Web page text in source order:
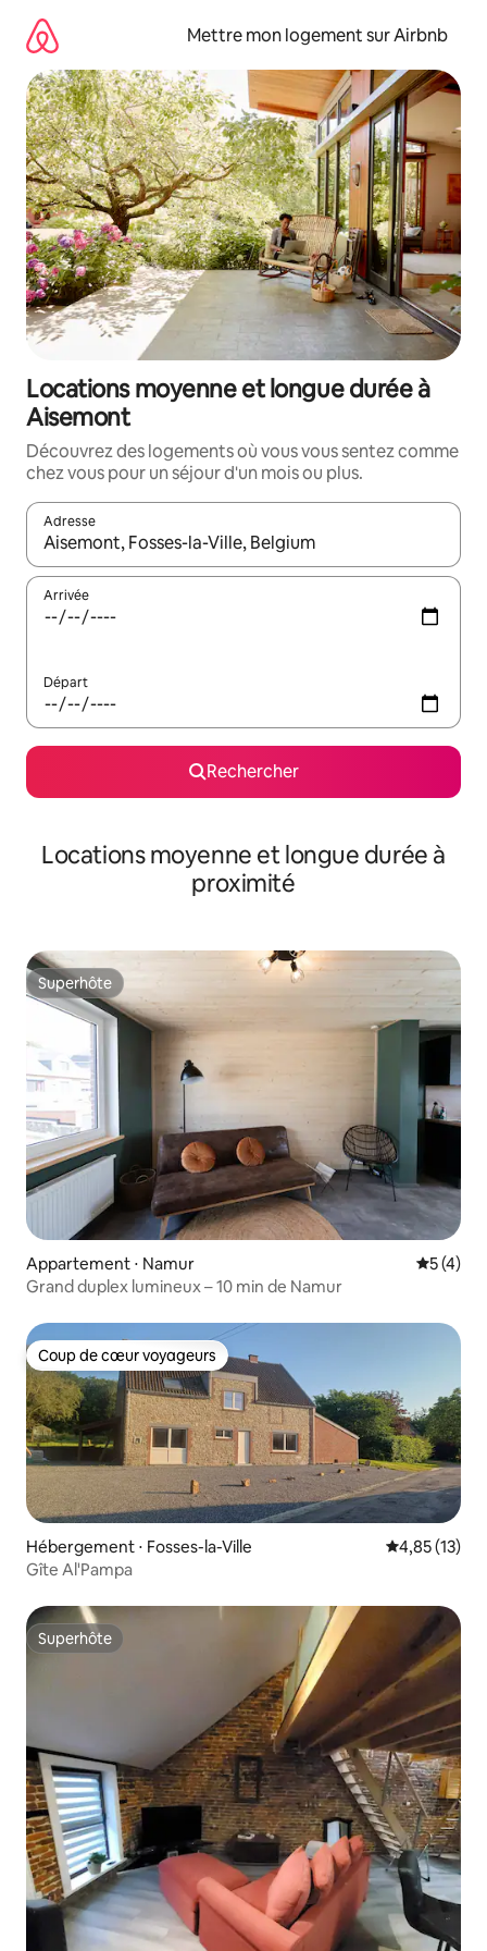
directement
contenu
Mettre mon logement sur Airbnb
Locations moyenne et longue durée à
Aisemont
Découvrez des logements où vous vous sentez comme
chez vous pour un séjour d'un mois ou plus.
Adresse
Lorsque les résultats s'affichent, utilisez les flèches vers le
Arrivée
Départ
Rechercher
Locations moyenne et longue durée à
proximité
Superhôte
Superhôte
Appartement ⋅ Namur
5 (4)
Grand duplex lumineux – 10 min de Namur
Coup de cœur voyageurs
Coup de cœur voyageurs
Hébergement ⋅ Fosses-la-Ville Évaluation
4,85 (13)
Gîte Al'Pampa
Superhôte
Superhôte